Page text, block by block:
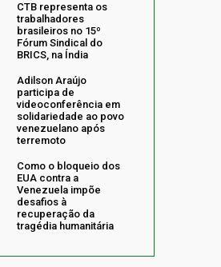
CTB representa os
trabalhadores
brasileiros no 15º
Fórum Sindical do
BRICS, na Índia
Adilson Araújo
participa de
videoconferência em
solidariedade ao povo
venezuelano após
terremoto
Como o bloqueio dos
EUA contra a
Venezuela impõe
desafios à
recuperação da
tragédia humanitária